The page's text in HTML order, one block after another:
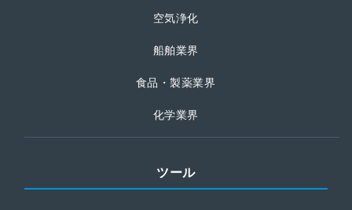
空気浄化
船舶業界
食品・製薬業界
化学業界
ツール